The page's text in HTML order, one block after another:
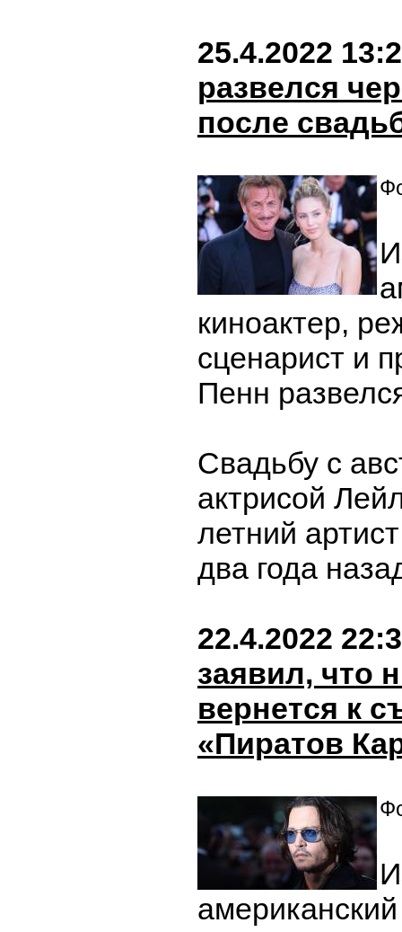
25.4.2022
развелся
после
киноактер,
сценарист и
Пенн
Свадьбу с
актрисой
летний
два года
22.4.2022
заявил, что
вернется к
«Пиратов